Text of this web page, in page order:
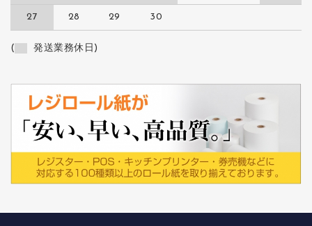
27 28 29 30
( 発送業務休日)